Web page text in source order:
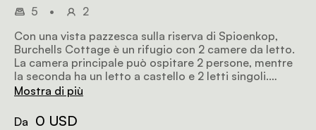
5 •
2
Con una vista pazzesca sulla riserva di Spioenkop,
Burchells Cottage è un rifugio con 2 camere da letto.
La camera principale può ospitare 2 persone, mentre
la seconda ha un letto a castello e 2 letti singoli.
Entrambe le camere hanno il bagno privato. Il cottage
comune.
Mostra di più
Da 0 USD